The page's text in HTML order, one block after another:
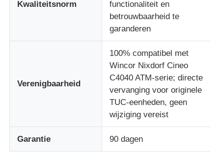
Genmega ATM -onderdelen
Kwaliteitsnorm
functionaliteit en
betrouwbaarheid te
garanderen
Verenigbaarheid
100% compatibel met
Wincor Nixdorf Cineo
C4040 ATM-serie; directe
vervanging voor originele
TUC-eenheden, geen
wijziging vereist
Garantie 90 dagen